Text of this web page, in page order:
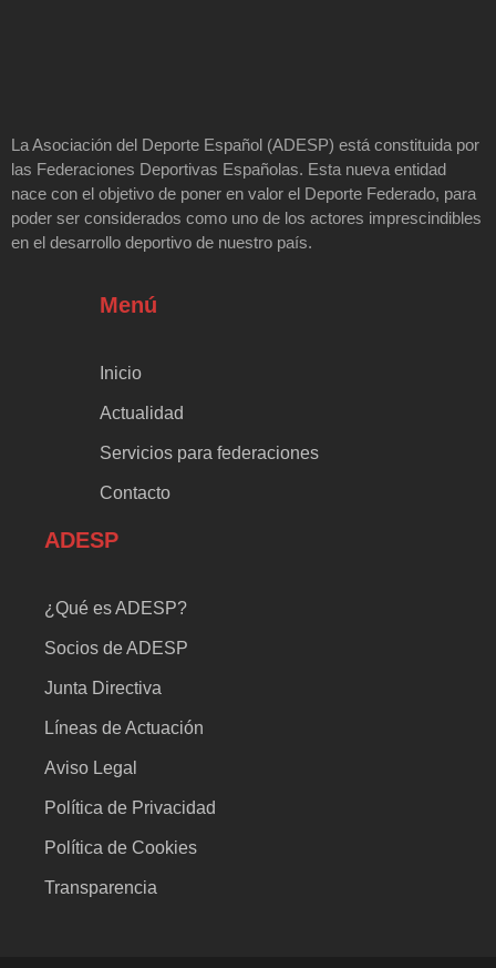
La Asociación del Deporte Español (ADESP) está constituida por
las Federaciones Deportivas Españolas. Esta nueva entidad
nace con el objetivo de poner en valor el Deporte Federado, para
poder ser considerados como uno de los actores imprescindibles
en el desarrollo deportivo de nuestro país.
Menú
Inicio
Actualidad
Servicios para federaciones
Contacto
ADESP
¿Qué es ADESP?
Socios de ADESP
Junta Directiva
Líneas de Actuación
Aviso Legal
Política de Privacidad
Política de Cookies
Transparencia